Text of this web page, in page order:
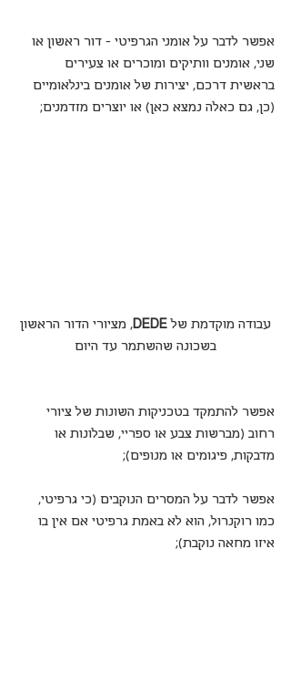
אפשר לדבר על אומני הגרפיטי - דור ראשון או
שני, אומנים וותיקים ומוכרים או צעירים
בראשית דרכם, יצירות של אומנים בינלאומיים
(כן, גם כאלה נמצא כאן) או יוצרים מזדמנים;
DEDE
, מציורי הדור הראשון
בשכונה שהשתמר עד היום
אפשר להתמקד בטכניקות השונות של ציורי
רחוב (מברשות צבע או ספריי, שבלונות או
מדבקות, פיגומים או מנופים);
אפשר לדבר על המסרים הנוקבים (כי גרפיטי,
כמו רוקנרול, הוא לא באמת גרפיטי אם אין בו
איזו מחאה נוקבת);